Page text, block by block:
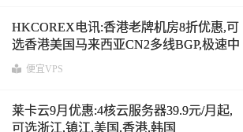
HKCOREX电讯:香港老牌机房8折优惠,可
选香港美国马来西亚CN2多线BGP,极速中
国直连,7x24售后,免费测试2天
便宜VPS
莱卡云9月优惠:4核云服务器39.9元/月起,
可选浙江,镇江,美国,香港,韩国